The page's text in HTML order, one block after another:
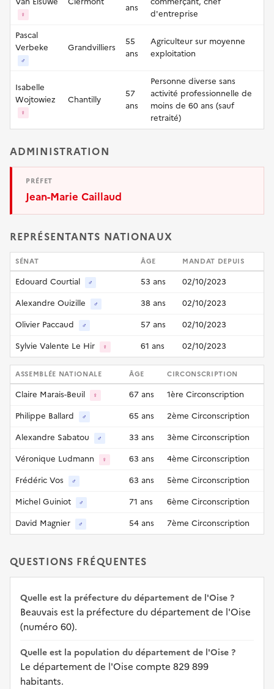
♀
ans
d'entreprise
Pascal
Verbeke
♂
Grandvilliers
55
ans
Agriculteur sur moyenne
exploitation
Isabelle
Wojtowiez
♀
Chantilly
57
ans
Personne diverse sans
activité professionnelle de
moins de 60 ans (sauf
retraité)
ADMINISTRATION
PRÉFET
Jean-Marie Caillaud
REPRÉSENTANTS NATIONAUX
SÉNAT ÂGE MANDAT DEPUIS
Edouard Courtial ♂ 53 ans
02/10/2023
Alexandre Ouizille
♂ 38 ans
02/10/2023
Olivier Paccaud
♂ 57 ans
02/10/2023
Sylvie Valente Le Hir
♀ 61 ans 02/10/2023
ASSEMBLÉE NATIONALE ÂGE CIRCONSCRIPTION
Claire Marais-Beuil ♀ 67 ans
1ère Circonscription
Philippe Ballard
♂ 65 ans
2ème Circonscription
Alexandre Sabatou
♂ 33 ans
3ème Circonscription
Véronique Ludmann
♀ 63 ans
4ème Circonscription
Frédéric Vos
♂ 63 ans
5ème Circonscription
Michel Guiniot
♂ 71 ans
6ème Circonscription
David Magnier
♂ 54 ans 7ème Circonscription
QUESTIONS FRÉQUENTES
Quelle est la préfecture du département de l'Oise ?
Beauvais est la préfecture du département de l'Oise
(numéro 60).
Quelle est la population du département de l'Oise ?
Le département de l'Oise compte 829 899
habitants.